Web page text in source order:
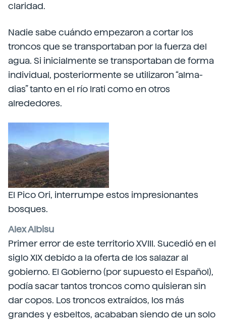
claridad.
Nadie sabe cuándo empezaron a cortar los
troncos que se transportaban por la fuerza del
agua. Si inicialmente se transportaban de forma
individual, posteriormente se utilizaron “alma-
dias” tanto en el río Irati como en otros
alrededores.
El Pico Ori, interrumpe estos impresionantes
bosques.
Alex Albisu
Primer error de este territorio XVIII. Sucedió en el
siglo XIX debido a la oferta de los salazar al
gobierno. El Gobierno (por supuesto el Español),
podía sacar tantos troncos como quisieran sin
dar copos. Los troncos extraídos, los más
grandes y esbeltos, acababan siendo de un solo